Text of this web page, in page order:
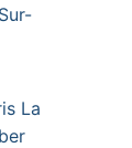
La